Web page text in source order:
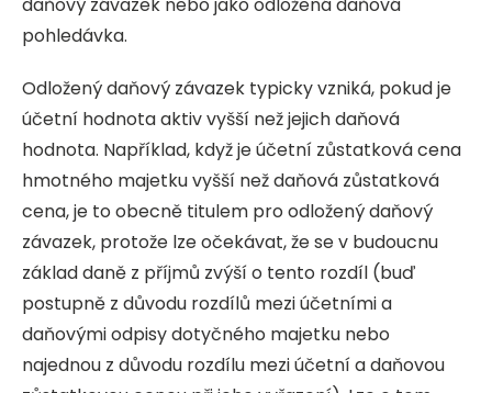
pohledávka.
Odložený daňový závazek typicky vzniká, pokud je
účetní hodnota aktiv vyšší než jejich daňová
hodnota. Například, když je účetní zůstatková cena
hmotného majetku vyšší než daňová zůstatková
cena, je to obecně titulem pro odložený daňový
závazek, protože lze očekávat, že se v budoucnu
základ daně z příjmů zvýší o tento rozdíl (buď
postupně z důvodu rozdílů mezi účetními a
daňovými odpisy dotyčného majetku nebo
najednou z důvodu rozdílu mezi účetní a daňovou